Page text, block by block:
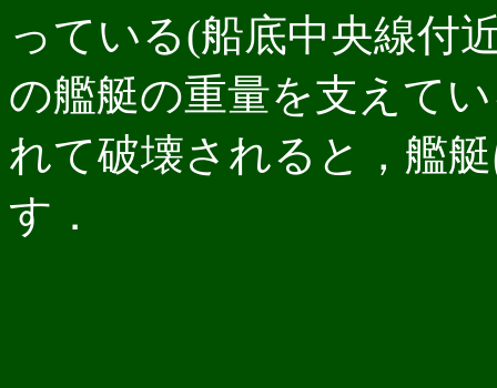
っている(船底中央線付
の艦艇の重量を支えて
れて破壊されると，艦
す．